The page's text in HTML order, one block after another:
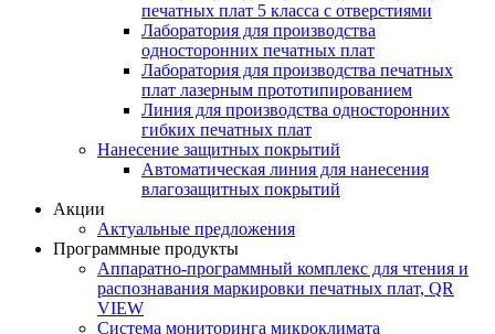
печатных плат 5 класса с отверстиями
Лаборатория для производства
односторонних печатных плат
Лаборатория для производства печатных
плат лазерным прототипированием
Линия для производства односторонних
гибких печатных плат
Нанесение защитных покрытий
Автоматическая линия для нанесения
влагозащитных покрытий
Акции
Актуальные предложения
Программные продукты
Аппаратно-программный комплекс для чтения и
распознавания маркировки печатных плат, QR
VIEW
Система мониторинга микроклимата